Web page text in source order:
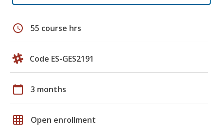
schedule 55 course hrs
Code ES-GES2191
calendar_today 3 months
grid_on Open enrollment